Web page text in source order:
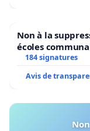
J0K3B0
Non à la
184 signatures
Avis de